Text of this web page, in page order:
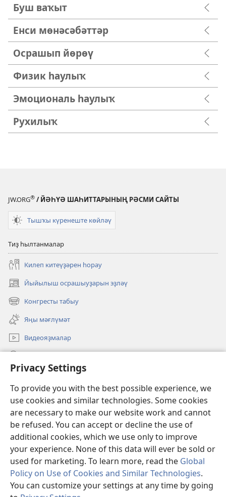
Privacy Settings
To provide you with the best possible experience, we
use cookies and similar technologies. Some cookies
are necessary to make our website work and cannot
be refused. You can accept or decline the use of
additional cookies, which we use only to improve
your experience. None of this data will ever be sold or
used for marketing. To learn more, read the Global
Policy on Use of Cookies and Similar Technologies.
You can customize your settings at any time by going
Буш ваҡыт
Енси мөнәсәбәттәр
Осрашып йөрөү
Физик һаулыҡ
Эмоциональ һаулыҡ
Рухилыҡ
JW.ORG® / ЙӘҺҮӘ ШАҺИТТАРЫНЫҢ РӘСМИ САЙТЫ
Тышҡы күренеште көйләү
Тиҙ һылтанмалар
Килеп китеүҙәрен һорау
Йыйылыш осрашыуҙарын эҙләү
(opens
new
window)
Конгресты табыу
(opens
new
window)
Яңы мәғлүмәт
Видеояҙмалар
(opens
window)Күҙәтеү манараһының ОНЛАЙН КИТАПХАНАҺЫ
(opens
new
window)JW Hub ®
(opens
new
window)
Copyright© 2026 Watch Tower Bible and Tract Society of Pennsylvania.
ҠУЛЛАНЫУ ҠАҒИҘӘЛӘРЕ